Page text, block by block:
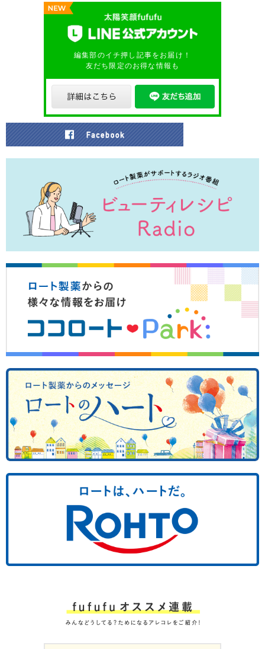
編集部のイチ押し記事をお届け！
友だち限定のお得な情報も